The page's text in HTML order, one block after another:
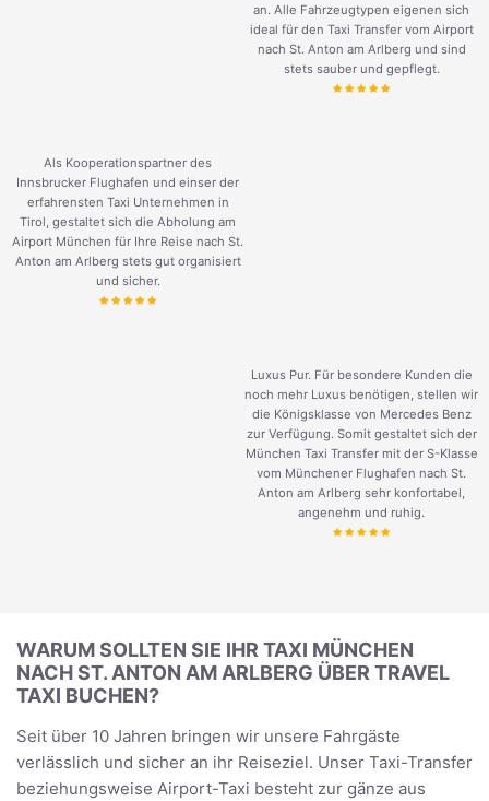
an. Alle Fahrzeugtypen eigenen sich
ideal für den Taxi Transfer vom Airport
nach St. Anton am Arlberg und sind
stets sauber und gepflegt.
Als Kooperationspartner des
Innsbrucker Flughafen und einser der
erfahrensten Taxi Unternehmen in
Tirol, gestaltet sich die Abholung am
Airport München für Ihre Reise nach St.
Anton am Arlberg stets gut organisiert
und sicher.
Luxus Pur. Für besondere Kunden die
noch mehr Luxus benötigen, stellen wir
die Königsklasse von Mercedes Benz
zur Verfügung. Somit gestaltet sich der
München Taxi Transfer mit der S-Klasse
vom Münchener Flughafen nach St.
Anton am Arlberg sehr konfortabel,
angenehm und ruhig.
WARUM SOLLTEN SIE IHR TAXI MÜNCHEN
NACH ST. ANTON AM ARLBERG ÜBER TRAVEL
TAXI BUCHEN?
Seit über 10 Jahren bringen wir unsere Fahrgäste
verlässlich und sicher an ihr Reiseziel. Unser Taxi-Transfer
beziehungsweise Airport-Taxi besteht zur gänze aus